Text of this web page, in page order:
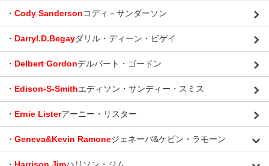
・ Cody Sandersonコディ－サンダーソン
・ Darryl.D.Begayダリル・ディーン・ビゲイ
・ Delbert Gordonデルバート・ゴードン
・ Edison-S-Smithエディソン・サンディー・スミス
・ Ernie Listerアーニー・リスター
・ Geneva&Kevin Ramoneジェネーバ&ケビン・ラモーン